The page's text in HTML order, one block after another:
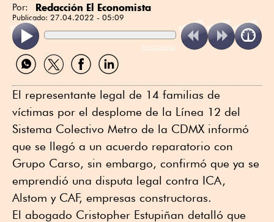
Por: Redacción El Economista
Publicado: 27.04.2022 - 05:09
ReadSpeaker
Compartir
por
Compartir
por
Compartir
por
Compartir
por
El representante legal de 14 familias de
víctimas por el desplome de la Línea 12 del
Sistema Colectivo Metro de la CDMX informó
que se llegó a un acuerdo reparatorio con
Grupo Carso, sin embargo, confirmó que ya se
emprendió una disputa legal contra ICA,
Alstom y CAF, empresas constructoras.
El abogado Cristopher Estupiñan detalló que